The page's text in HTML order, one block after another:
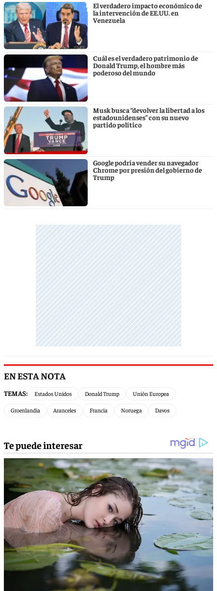
El verdadero impacto económico de
la intervención de EE.UU. en
Venezuela
Cuál es el verdadero patrimonio de
Donald Trump, el hombre más
poderoso del mundo
Musk busca “devolver la libertad a los
estadounidenses” con su nuevo
partido político
Google podría vender su navegador
Chrome por presión del gobierno de
Trump
EN ESTA NOTA
TEMAS: Estados Unidos Donald Trump Unión Europea
Groenlandia Aranceles Francia Noruega Davos